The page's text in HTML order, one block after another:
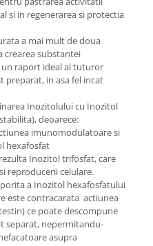
si in regenerarea si protectia
a mai mult de doua
crearea substantei
un raport ideal al tuturor
in asa fel incat
Inozitolului cu Inozitol
deoarece:
imunomodulatoare si
hexafosfat
Inozitol trifosfat, care
reproducerii celulare.
a Inozitol hexafosfatului
este contracarata actiunea
ce poate descompune
separat, nepermitandu-
asupra